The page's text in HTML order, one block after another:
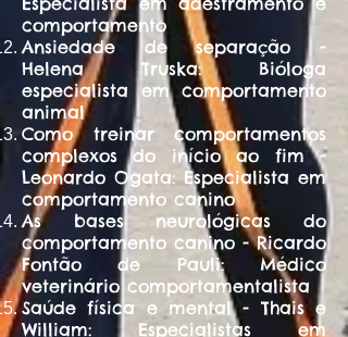
comportamento
Ansiedade de separação -
Helena Truska: Bióloga
especialista em comportamento
animal
Como treinar comportamentos
complexos do início ao fim -
Leonardo Ogata: Especialista em
comportamento canino
As bases neurológicas do
comportamento canino - Ricardo
Fontão de Pauli: Médico
veterinário comportamentalista
Saúde física e mental - Thais e
William: Especialistas em